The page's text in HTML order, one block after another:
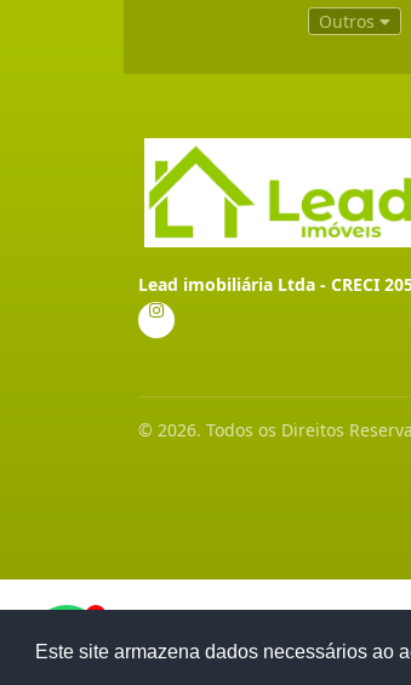
Este site armazena dados necessários ao
Outros
Lead imobiliária Ltda - CRECI
© 2026. Todos os Direitos